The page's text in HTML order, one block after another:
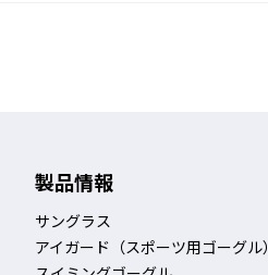
製品情報
サングラス
アイガード（スポーツ用ゴーグル）